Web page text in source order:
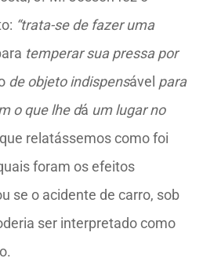
“trata-se de fazer uma
temperar sua pressa por
de objeto indispensável para
o que lhe dá um lugar no
relatássemos como foi
foram os efeitos
se o acidente de carro, sob
ser interpretado como